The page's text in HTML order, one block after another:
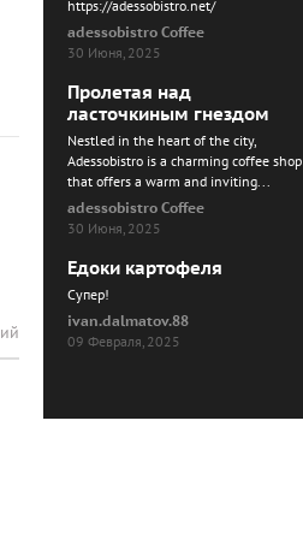
https://adessobistro.net/
adessobistro Coffee
30 Июня, 2025
Пролетая над
ласточкиным гнездом
Nestled in the heart of the city,
Adessobistro is a charming coffee shop
that offers a warm and inviting...
adessobistro Coffee
30 Июня, 2025
Едоки картофеля
Cупер!
ivan.dalmatov.88
09 Февраля, 2025